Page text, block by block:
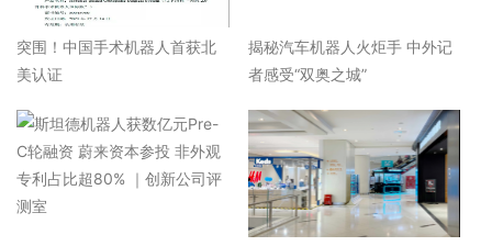
突围！中国手术机器人首获北
美认证
揭秘汽车机器人火炬手 中外记
者感受“双奥之城”